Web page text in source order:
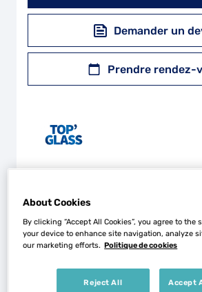
Demander un
Prendre rendez-
About Cookies
By clicking “Accept All Cookies”, you agree to the
your device to enhance site navigation, analyze
our marketing efforts. Politique de cookies
Reject All Accept